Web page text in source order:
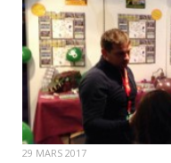
29 MARS 2017